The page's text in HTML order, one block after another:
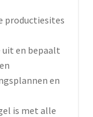
productiesites
en bepaalt
en
is met alle